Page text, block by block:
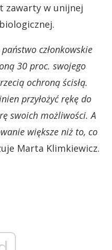
zawarty w unijnej
członkowskie
30 proc. swojego
ochroną ścisłą.
przyłożyć rękę do
swoich możliwości. A
większe niż to, co
Marta Klimkiewicz.